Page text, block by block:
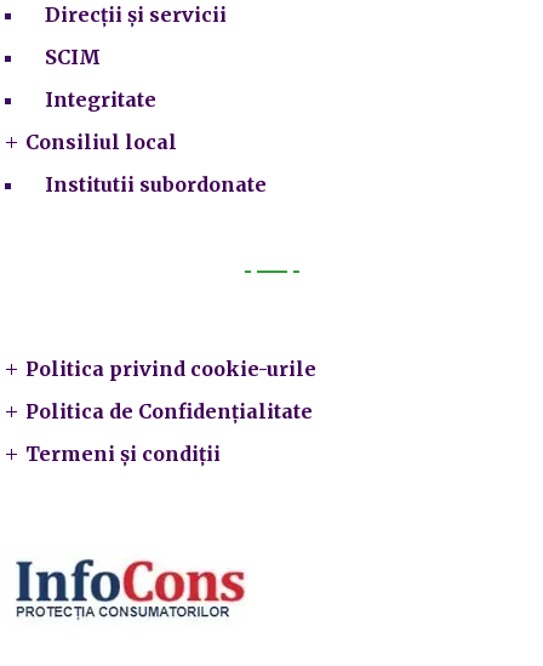
Direcții și servicii
SCIM
Integritate
Consiliul local
Institutii subordonate
Politica privind cookie-urile
Politica de Confidențialitate
Termeni și condiții